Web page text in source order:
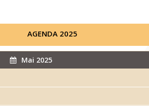
AGENDA 2025
Mai 2025